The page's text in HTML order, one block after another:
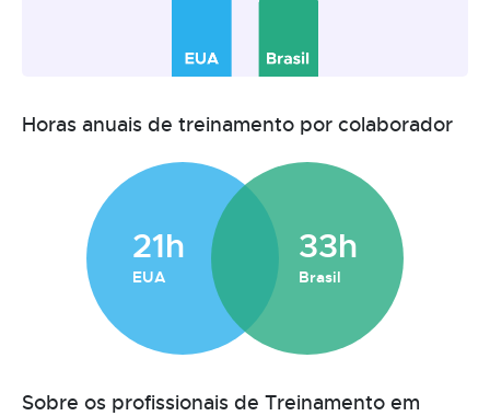
Horas anuais de treinamento por colaborador
21h
EUA
33h
Brasil
Sobre os profissionais de Treinamento em